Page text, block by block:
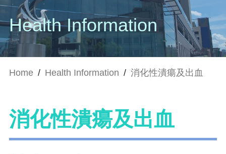
Health Information
Home / Health Information / 消化性潰瘍及出血
消化性潰瘍及出血